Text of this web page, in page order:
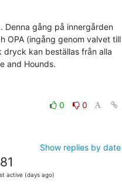
Denna gång på innergården
OPA (ingång genom valvet till
dryck kan beställas från alla
and Hounds.
0
0
Show replies by date
active (days ago)